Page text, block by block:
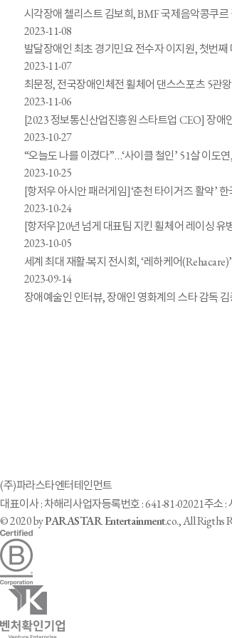
시각장애 첼리스트 김보희, BMF 국제음악콩쿠르
2023-11-08
발달장애인 최초 경기민요 전수자 이지원, 첫번째
2023-11-07
최문정, 전국장애인체전 휠체어 댄스스포츠 5관왕
2023-11-06
[2023 정보통신산업진흥원 스타트업 CEO] 장애
2023-10-27
“오늘도 나를 이겼다”…‘사이클 철인’ 51살 이도
2023-10-25
[항저우 아시안 패러게임]‘춘천 타이거즈 활약’
2023-10-24
[항저우]20년 넘게 대표팀 지킨 휠체어 레이싱
2023-10-05
세계 최대 재활·복지 전시회, ‘레하케어
2023-09-14
장애예술인 인터뷰, 장애인 영화계의 스타 감독 김
(주)파라스타엔터테인먼트
대표이사 : 차해리사업자등록번호 : 641-81-02021주소 :
© 2020 byPARASTAR Entertainment.co., All Rigths